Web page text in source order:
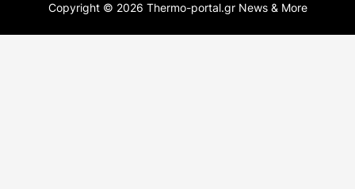
Copyright © 2026 Thermo-portal.gr News & More